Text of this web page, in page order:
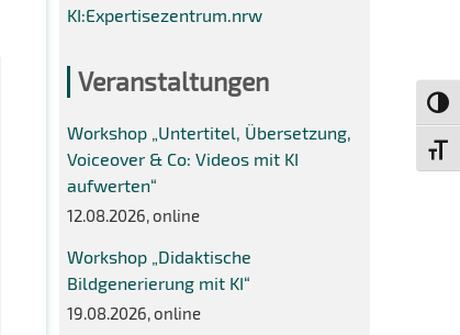
KI:Expertisezentrum.nrw
Veranstaltungen
Workshop „Untertitel, Übersetzung,
Voiceover & Co: Videos mit KI
aufwerten“
12.08.2026, online
Workshop „Didaktische
Bildgenerierung mit KI“
19.08.2026, online